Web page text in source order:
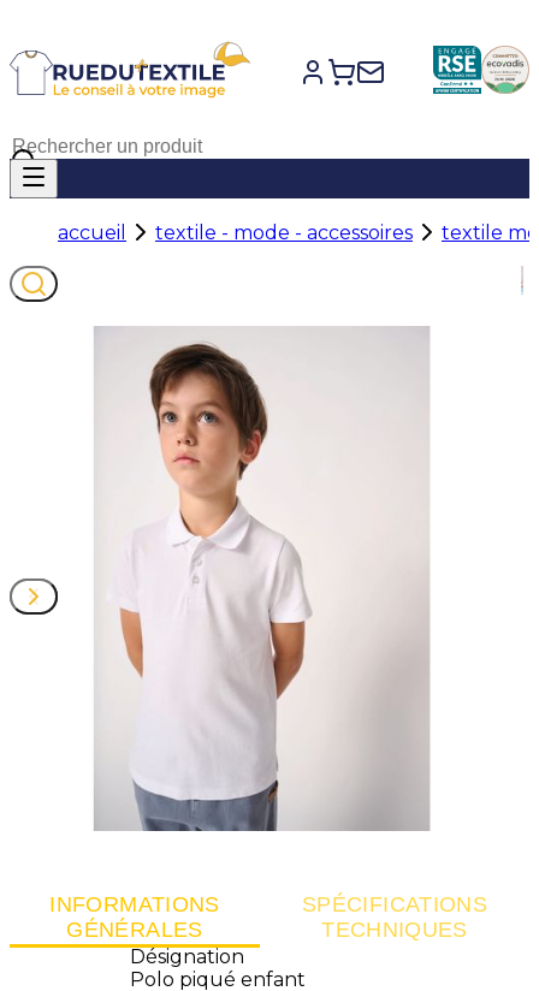
accueil textile - mode - accessoires textile
INFORMATIONS
GÉNÉRALES
SPÉCIFICATIONS
TECHNIQUES
Désignation
Polo piqué enfant